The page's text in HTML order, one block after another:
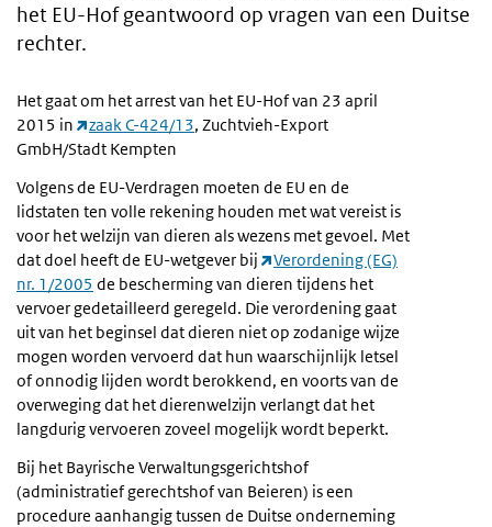
het EU-Hof geantwoord op vragen van een Duitse
rechter.
Het gaat om het arrest van het EU-Hof van 23 april
2015 in
zaak C-424/13, Zuchtvieh-Export
GmbH/Stadt Kempten
Volgens de EU-Verdragen moeten de EU en de
lidstaten ten volle rekening houden met wat vereist is
voor het welzijn van dieren als wezens met gevoel. Met
dat doel heeft de EU-wetgever bij
Verordening (EG)
nr. 1/2005 de bescherming van dieren tijdens het
vervoer gedetailleerd geregeld. Die verordening gaat
uit van het beginsel dat dieren niet op zodanige wijze
mogen worden vervoerd dat hun waarschijnlijk letsel
of onnodig lijden wordt berokkend, en voorts van de
overweging dat het dierenwelzijn verlangt dat het
langdurig vervoeren zoveel mogelijk wordt beperkt.
Bij het Bayrische Verwaltungsgerichtshof
(administratief gerechtshof van Beieren) is een
procedure aanhangig tussen de Duitse onderneming